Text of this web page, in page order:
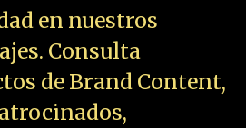
en nuestros
Consulta
de Brand Content,